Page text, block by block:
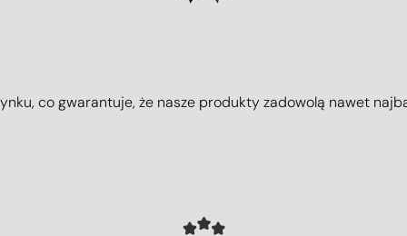
co gwarantuje, że nasze produkty zadowolą nawet